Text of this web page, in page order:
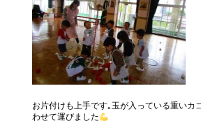
お片付けも上手です｡玉が入っている重いカ
わせて運びました